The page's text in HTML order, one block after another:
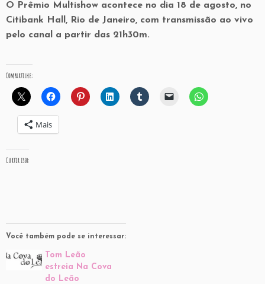
O Prêmio Multishow acontece no dia 18 de agosto, no
Citibank Hall, Rio de Janeiro, com transmissão ao vivo
pelo canal a partir das 21h30m.
Compartilhe:
Mais
Curtir isso:
Você também pode se interessar:
Tom Leão
estreia Na Cova
do Leão